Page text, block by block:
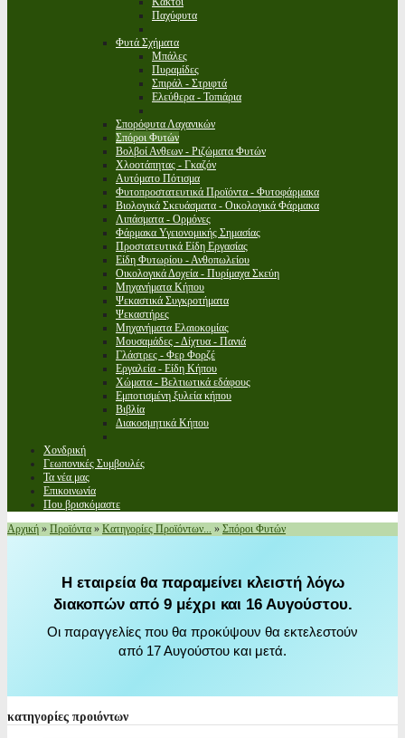
Παχύφυτα
Φυτά Σχήματα
Μπάλες
Πυραμίδες
Σπιράλ - Στριφτά
Ελεύθερα - Τοπιάρια
Σπορόφυτα Λαχανικών
Σπόροι Φυτών
Βολβοί Ανθεων - Ριζώματα Φυτών
Χλοοτάπητας - Γκαζόν
Αυτόματο Πότισμα
Φυτοπροστατευτικά Προϊόντα - Φυτοφάρμακα
Βιολογικά Σκευάσματα - Οικολογικά Φάρμακα
Λιπάσματα - Ορμόνες
Φάρμακα Υγειονομικής Σημασίας
Προστατευτικά Είδη Εργασίας
Είδη Φυτωρίου - Ανθοπωλείου
Οικολογικά Δοχεία - Πυρίμαχα Σκεύη
Μηχανήματα Κήπου
Ψεκαστικά Συγκροτήματα
Ψεκαστήρες
Μηχανήματα Ελαιοκομίας
Μουσαμάδες - Δίχτυα - Πανιά
Γλάστρες - Φερ Φορζέ
Εργαλεία - Είδη Κήπου
Χώματα - Βελτιωτικά εδάφους
Εμποτισμένη ξυλεία κήπου
Βιβλία
Διακοσμητικά Κήπου
Χονδρική
Γεωπονικές Συμβουλές
Τα νέα μας
Επικοινωνία
Που βρισκόμαστε
Αρχική » Προϊόντα » Κατηγορίες Προϊόντων... » Σπόροι Φυτών
Η εταιρεία θα παραμείνει κλειστή λόγω
διακοπών από 9 μέχρι και 16 Αυγούστου.
Οι παραγγελίες που θα προκύψουν θα εκτελεστούν
από 17 Αυγούστου και μετά.
κατηγορίες προιόντων